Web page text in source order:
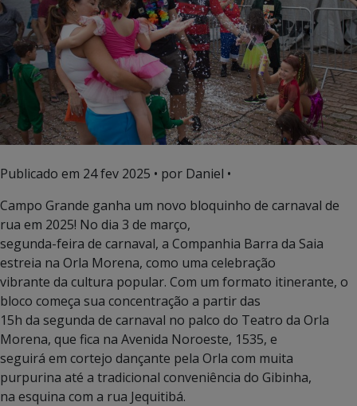
Publicado em 24 fev 2025 • por Daniel •
Campo Grande ganha um novo bloquinho de carnaval de
rua em 2025! No dia 3 de março,
segunda-feira de carnaval, a Companhia Barra da Saia
estreia na Orla Morena, como uma celebração
vibrante da cultura popular. Com um formato itinerante, o
bloco começa sua concentração a partir das
15h da segunda de carnaval no palco do Teatro da Orla
Morena, que fica na Avenida Noroeste, 1535, e
seguirá em cortejo dançante pela Orla com muita
purpurina até a tradicional conveniência do Gibinha,
na esquina com a rua Jequitibá.